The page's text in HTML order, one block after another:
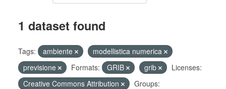
1 dataset found
Tags: ambiente
modellistica numerica
previsione
Formats: GRIB grib
Licenses:
Creative Commons Attribution
Groups: